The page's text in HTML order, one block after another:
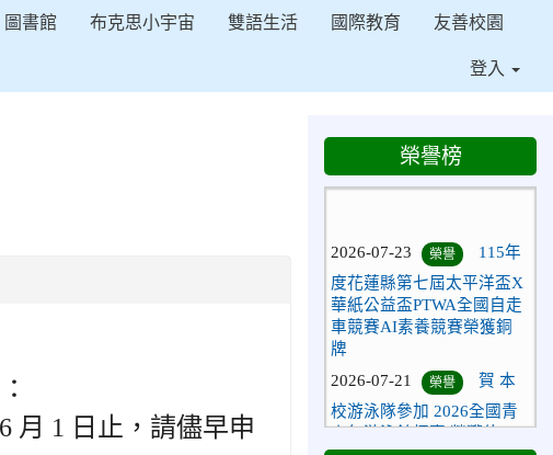
圖書館 布克思小宇宙 雙語生活 國際教育 友善校園
登入
月 1 日止，請儘早申
榮譽榜
度花蓮縣第七屆太平洋盃X
華紙公益盃PTWA全國自走
車競賽AI素養競賽榮獲銅
牌
2026-07-21
校游泳隊參加 2026全國青
少年游泳錦標賽 榮獲佳